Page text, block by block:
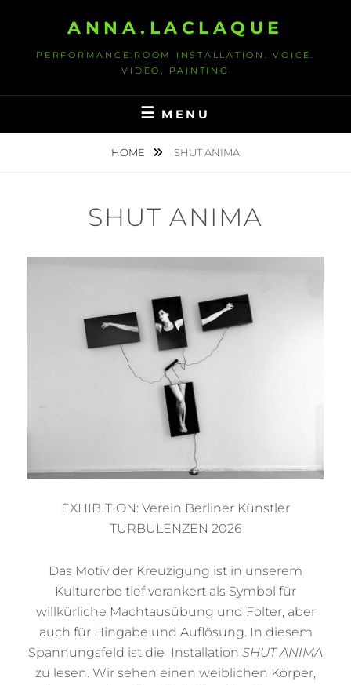
t
c
ANNA.LACLAQUE
PERFORMANCE.ROOM INSTALLATION. VOICE.
VIDEO. PAINTING
MENU
HOME SHUT ANIMA
SHUT ANIMA
EXHIBITION: Verein Berliner Künstler
TURBULENZEN 2026
Das Motiv der Kreuzigung ist in unserem
Kulturerbe tief verankert als Symbol für
willkürliche Machtausübung und Folter, aber
auch für Hingabe und Auflösung. In diesem
Spannungsfeld ist die Installation SHUT ANIMA
zu lesen. Wir sehen einen weiblichen Körper,